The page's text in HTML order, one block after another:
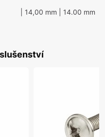
| 14,00 mm | 14.00 mm